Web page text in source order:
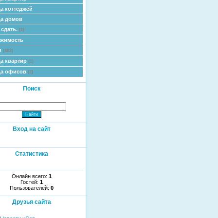
коттеджей
домов
(1)
(482)
квартир (1)
офисов (2)
Поиск
Вход на сайт
Статистика
Онлайн всего: 1
Гостей: 1
Пользователей: 0
Друзья сайта